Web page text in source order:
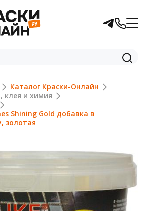
Каталог Краски-Онлайн
клея и химия
Shining Gold добавка в
золотая